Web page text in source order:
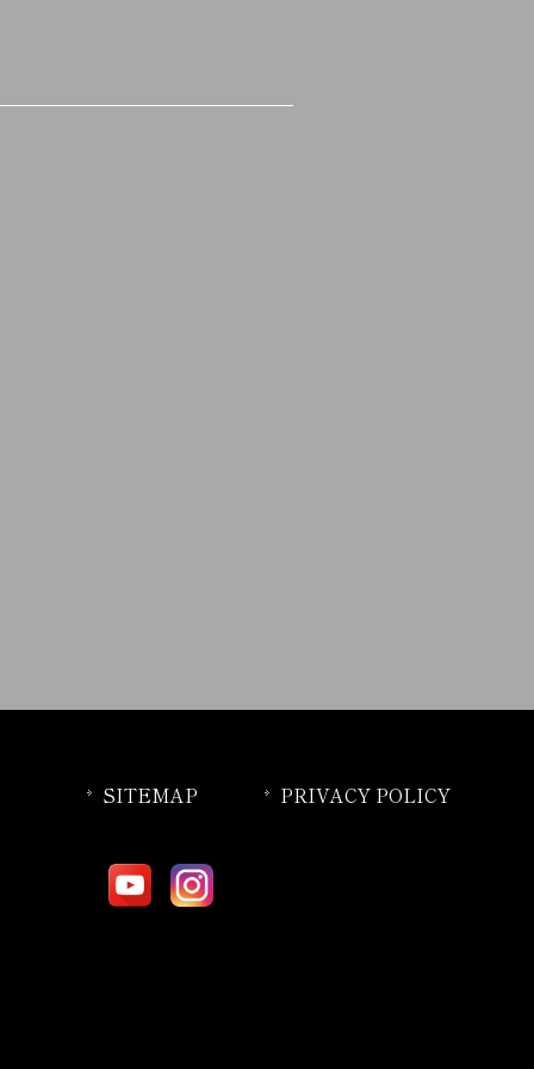
SITEMAP PRIVACY POLICY